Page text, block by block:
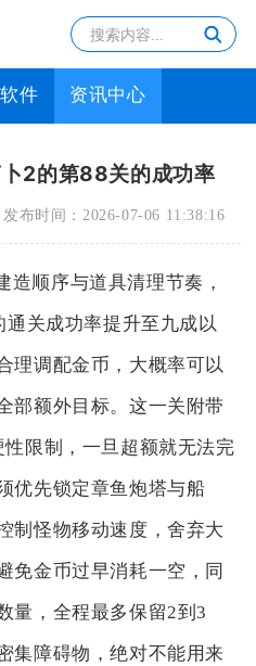
件 资讯中心
2的第88关的成功率
发布时间： 2026-07-06 11:38:16
造顺序与道具清理节奏，
关成功率提升至九成以
理调配金币，大概率可以
部额外目标。这一关附带
限制，一旦超额就无法完
优先锁定章鱼炮塔与船
制怪物移动速度，舍弃大
免金币过早消耗一空，同
量，全程最多保留2到3
集障碍物，绝对不能用来